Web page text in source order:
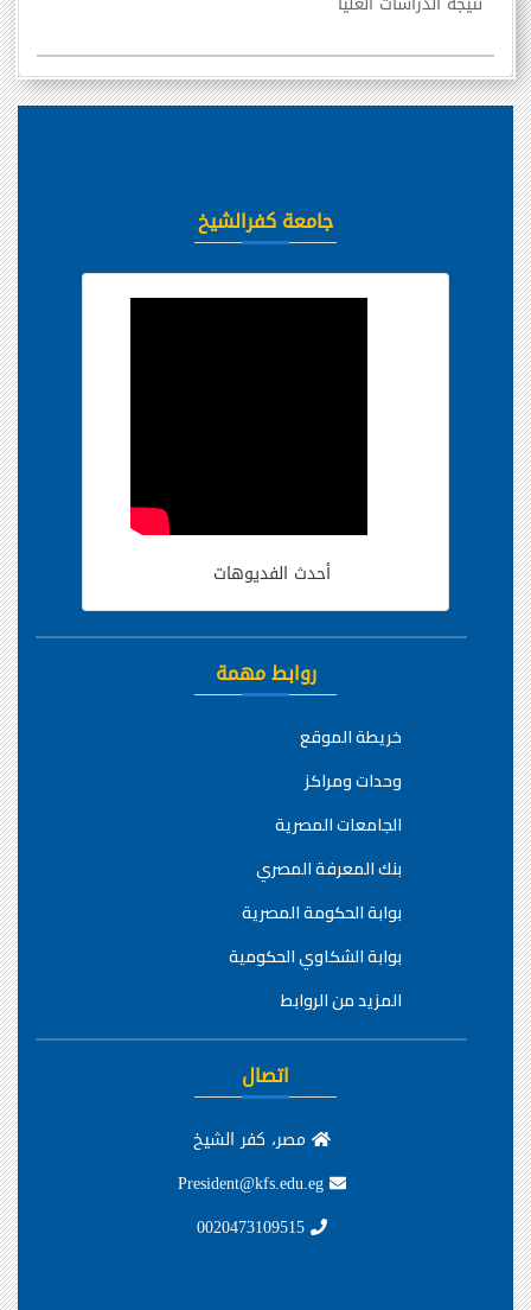
جامعة كفرالشيخ
أحدث الفديوهات
روابط مهمة
خريطة الموقع
وحدات ومراكز
الجامعات المصرية
بنك المعرفة المصري
بوابة الحكومة المصرية
بوابة الشكاوي الحكومية
المزيد من الروابط
اتصال
مصر، كفر الشيخ